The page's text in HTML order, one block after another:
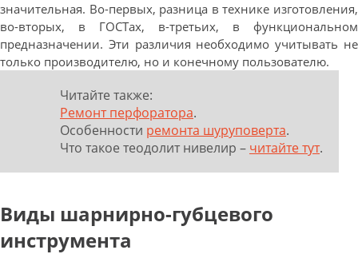
значительная. Во-первых, разница в технике изготовления,
во-вторых, в ГОСТах, в-третьих, в функциональном
предназначении. Эти различия необходимо учитывать не
только производителю, но и конечному пользователю.
Читайте также:
Ремонт перфоратора.
Особенности ремонта шуруповерта.
Что такое теодолит нивелир – читайте тут.
Виды шарнирно-губцевого
инструмента